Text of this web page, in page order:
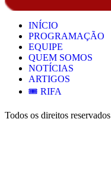
INÍCIO
PROGRAMAÇÃO
EQUIPE
QUEM SOMOS
NOTÍCIAS
ARTIGOS
🎟️ RIFA
Todos os direitos reservados